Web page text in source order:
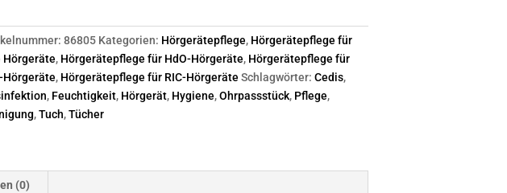
86805 Kategorien: Hörgerätepflege, Hörgerätepflege für
Hörgeräte, Hörgerätepflege für HdO-Hörgeräte, Hörgerätepflege für
Hörgeräte, Hörgerätepflege für RIC-Hörgeräte Schlagwörter: Cedis,
, Feuchtigkeit, Hörgerät, Hygiene,Ohrpassstück, Pflege,
,Tuch,Tücher
(0)